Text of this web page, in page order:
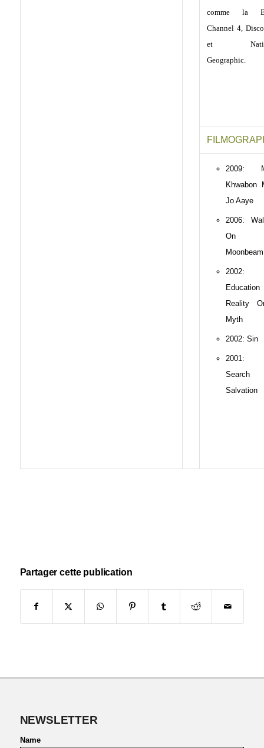
comme la
Channel 4,
et
Geographic.
2009:
Khwabon
Jo Aaye
2006:
On
Moonbeam
2002:
Reality
Myth
2002: Sin
2001:
Salvation
Partager cette publication
NEWSLETTER
Name